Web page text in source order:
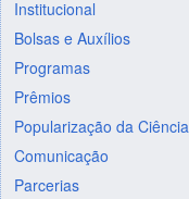
Institucional
Bolsas e Auxílios
Programas
Prêmios
Popularização da Ciência
Comunicação
Parcerias